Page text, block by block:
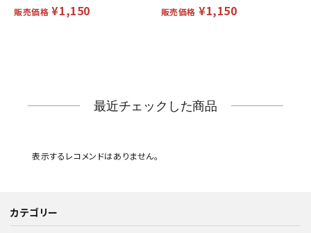
販売価格 ¥1,150
販売価格 ¥1,150
最近チェックした商品
表示するレコメンドはありません。
カテゴリー